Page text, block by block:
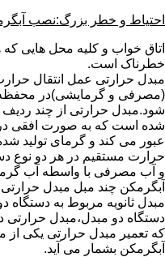
احتیاط و خطر بزرگ:نصب
اتاق خواب و کلیه محل هایی که
خطرناک است.
مبدل حرارتی عمل انتقال
(مصرفی و گرمایشی)در محفظه
شود.مبدل حرارتی از چند
شده است که به صورت افقی در
عبور می کند و گرمای تولید
حرارت مستقیم در هر دو نوع
و آب مصرفی با واسطه آب
آبگرمکن چند مبل مبدل حرارتی
مبدل ثانویه مربوط به
دستگاه دو مبدل،مبدل
که تعمیر مبدل حرارتی یکی از
آبگرمکن بشمار می آید.